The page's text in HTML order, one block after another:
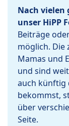
Nach vielen
unser HiPP
Beiträge
möglich. Die
Mamas und
und sind
auch künftig
bekommst,
über
Seite.